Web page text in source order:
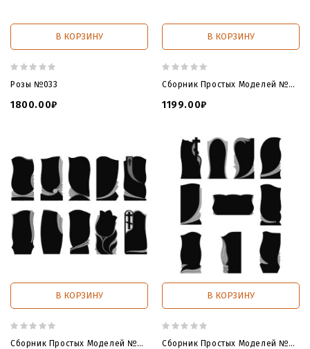
В КОРЗИНУ
Розы №033
1800.00₽
В КОРЗИНУ
Сборник Простых Моделей №01
1199.00₽
В КОРЗИНУ
Сборник Простых Моделей №02
В КОРЗИНУ
Сборник Простых Моделей №03